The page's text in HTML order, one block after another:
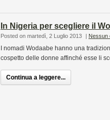
In Nigeria per scegliere il
Posted on martedì, 2 Luglio 2013 | Nessun
I nomadi Wodaabe hanno una
cospetto delle donne affinché esse li
Continua a leggere...